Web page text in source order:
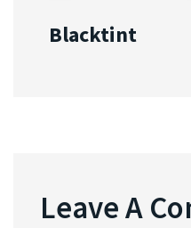
Blacktint
Leave A